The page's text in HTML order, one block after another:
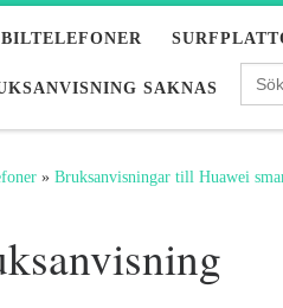
SAKNAS
» Bruksanvisningar till Huawei